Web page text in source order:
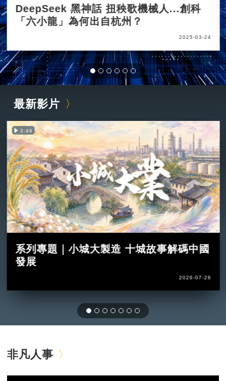
DeepSeek 黑神話 扭秧歌機械人...創科
「六小龍」為何出自杭州？
2025-03-24
最新影片
3:49
系列專題｜小城大製造 十城故事解碼中國
發展
2026-07-28
非凡人事